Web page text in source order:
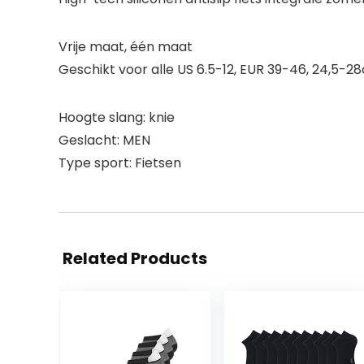
Vrije maat, één maat
Geschikt voor alle US 6.5-12, EUR 39-46, 24,5-
Hoogte slang: knie
Geslacht: MEN
Type sport: Fietsen
Related Products